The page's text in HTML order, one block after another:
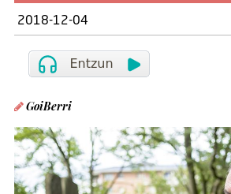
2018-12-04
GoiBerri